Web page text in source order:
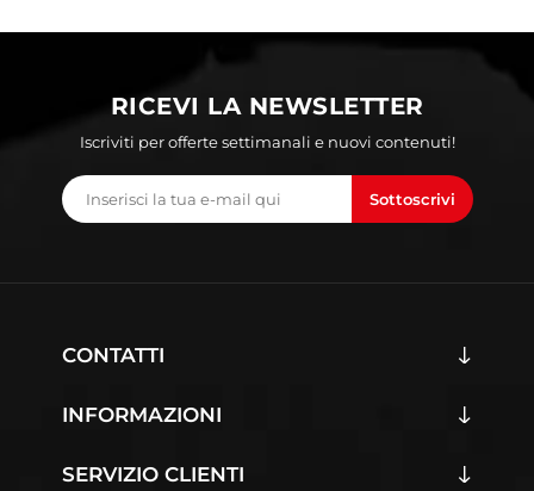
RICEVI LA NEWSLETTER
Iscriviti per offerte settimanali e nuovi contenuti!
Sottoscrivi
CONTATTI
INFORMAZIONI
SERVIZIO CLIENTI